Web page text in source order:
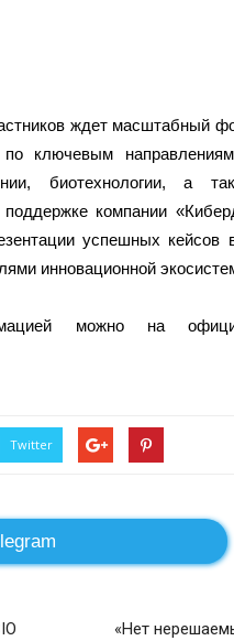
ждет масштабный
по ключевым
биотехнологии, а
поддержке компании
успешных
инновационной
можно на
Twitter
«Нет